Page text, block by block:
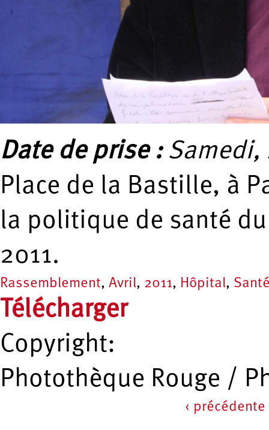
Date de prise : Samedi,
Place de la Bastille, à
la politique de santé
2011.
Rassemblement, Avril, 2011, Hôpital,
Télécharger
Copyright:
Photothèque Rouge /
‹ précédente